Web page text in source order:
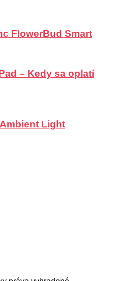
FlowerBud Smart
– Kedy sa oplatí
Light